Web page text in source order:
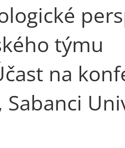
týmu
na
Sabanci